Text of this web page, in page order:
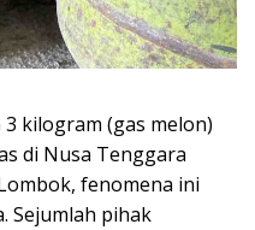
kilogram (gas melon)
di Nusa Tenggara
fenomena ini
Sejumlah pihak